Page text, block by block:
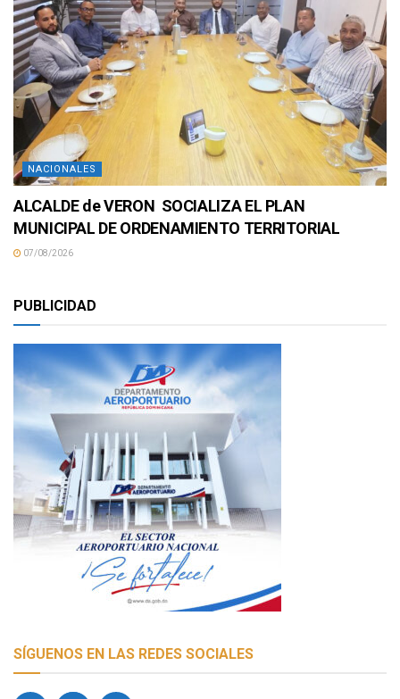
NACIONALES
ALCALDE de VERON SOCIALIZA EL PLAN
MUNICIPAL DE ORDENAMIENTO TERRITORIAL
07/08/2026
PUBLICIDAD
SÍGUENOS EN LAS REDES SOCIALES